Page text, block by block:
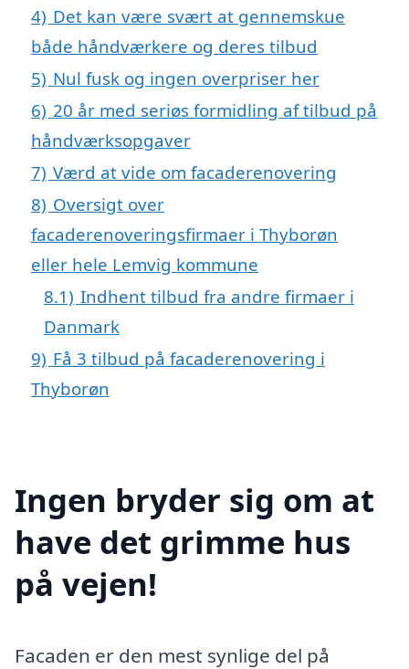
4) Det kan være svært at gennemskue
både håndværkere og deres tilbud
5) Nul fusk og ingen overpriser her
6) 20 år med seriøs formidling af tilbud på
håndværksopgaver
7) Værd at vide om facaderenovering
8) Oversigt over
facaderenoveringsfirmaer i Thyborøn
eller hele Lemvig kommune
8.1) Indhent tilbud fra andre firmaer i
Danmark
9) Få 3 tilbud på facaderenovering i
Thyborøn
Ingen bryder sig om at
have det grimme hus
på vejen!
Facaden er den mest synlige del på